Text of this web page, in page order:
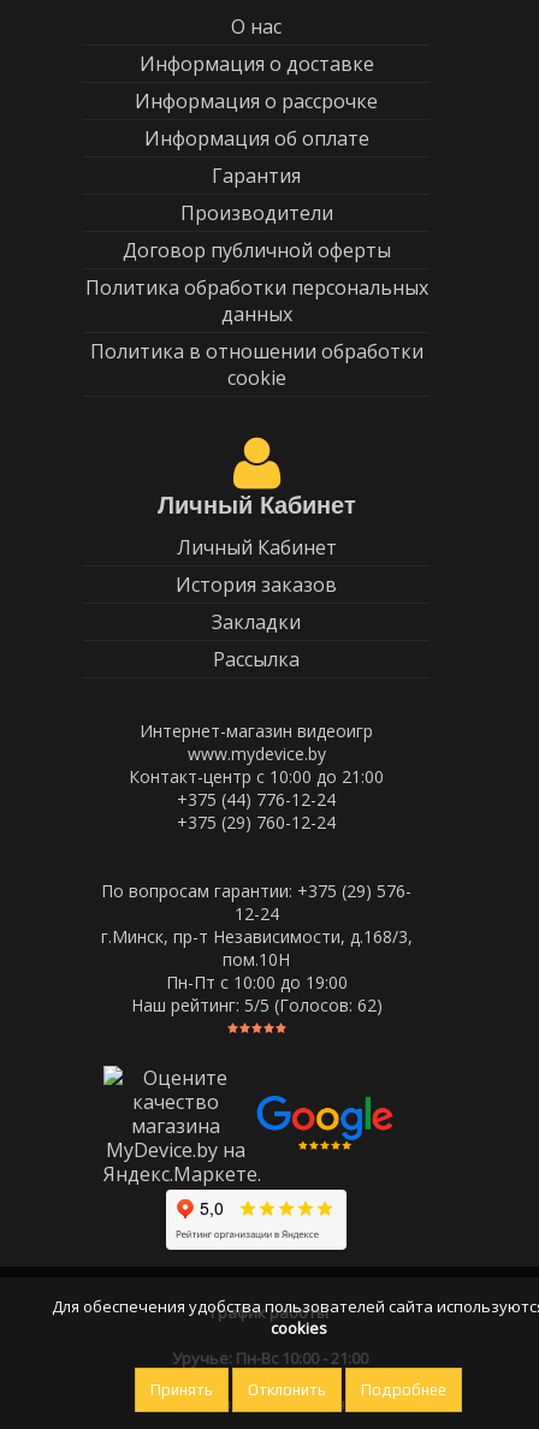
О нас
Информация о доставке
Информация о рассрочке
Информация об оплате
Гарантия
Производители
Договор публичной оферты
Политика обработки персональных
данных
Политика в отношении обработки
cookie
Личный Кабинет
Личный Кабинет
История заказов
Закладки
Рассылка
Интернет-магазин видеоигр
www.mydevice.by
Контакт-центр с 10:00 до 21:00
+375 (44) 776-12-24
+375 (29) 760-12-24
По вопросам гарантии: +375 (29) 576-
12-24
г.Минск, пр-т Независимости, д.168/3,
пом.10Н
Пн-Пт c 10:00 до 19:00
Наш рейтинг: 5/5 (Голосов: 62)
График работы
Уручье: Пн-Вс 10:00 - 21:00
Оставайтесь на связи
Для обеспечения удобства пользователей сайта
cookies
Принять Отклонить Подробнее